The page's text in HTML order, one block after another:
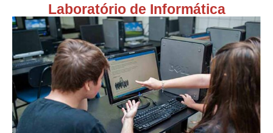
Laboratório de Informática